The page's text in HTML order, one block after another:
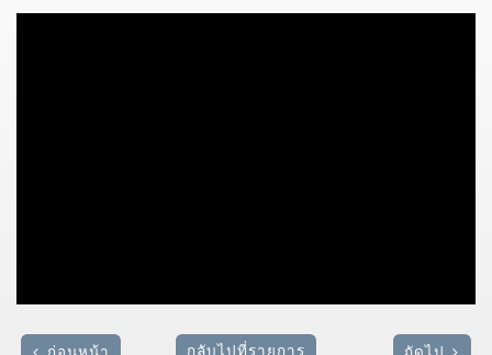
กลับไปที่รายการ